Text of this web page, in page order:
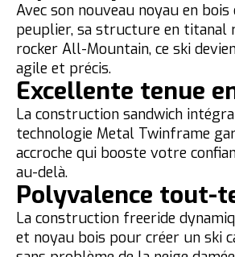
Avec son nouveau noyau en
peuplier, sa structure en titanal
rocker All-Mountain, ce ski
agile et précis.
Excellente tenue
La construction sandwich
technologie Metal Twinframe
accroche qui booste votre
au-delà.
Polyvalence tout-
La construction freeride
et noyau bois pour créer un ski